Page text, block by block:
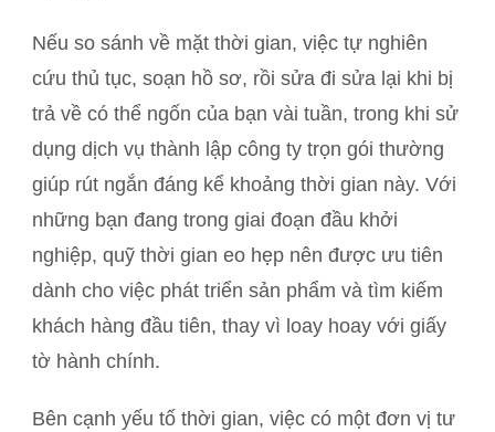
Nếu so sánh về mặt thời gian, việc tự nghiên
cứu thủ tục, soạn hồ sơ, rồi sửa đi sửa lại khi bị
trả về có thể ngốn của bạn vài tuần, trong khi sử
dụng dịch vụ thành lập công ty trọn gói thường
giúp rút ngắn đáng kể khoảng thời gian này. Với
những bạn đang trong giai đoạn đầu khởi
nghiệp, quỹ thời gian eo hẹp nên được ưu tiên
dành cho việc phát triển sản phẩm và tìm kiếm
khách hàng đầu tiên, thay vì loay hoay với giấy
tờ hành chính.
Bên cạnh yếu tố thời gian, việc có một đơn vị tư